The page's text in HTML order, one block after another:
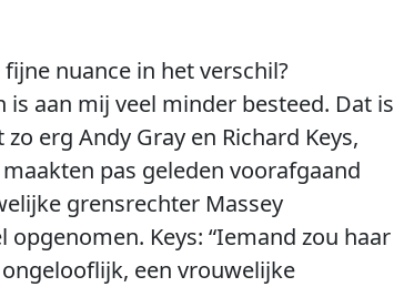
nuance in het verschil?
aan mij veel minder besteed. Dat is
erg Andy Gray en Richard Keys,
pas geleden voorafgaand
grensrechter Massey
Keys: “Iemand zou haar
een vrouwelijke